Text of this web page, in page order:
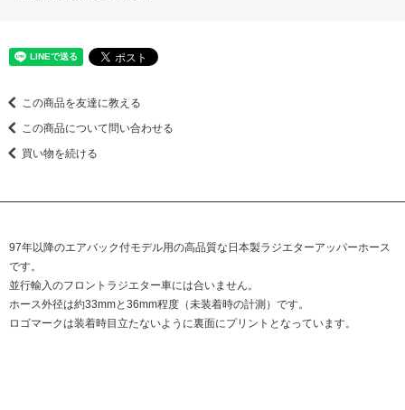
この商品を友達に教える
この商品について問い合わせる
買い物を続ける
97年以降のエアバック付モデル用の高品質な日本製ラジエターアッパーホース
です。
並行輸入のフロントラジエター車には合いません。
ホース外径は約33mmと36mm程度（未装着時の計測）です。
ロゴマークは装着時目立たないように裏面にプリントとなっています。